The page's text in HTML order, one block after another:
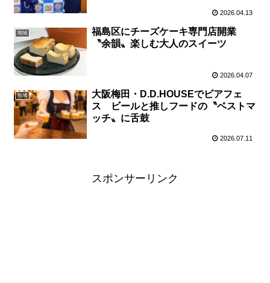
2026.04.13
地域
福島区にチーズケーキ専門店開業
〝余韻〟楽しむ大人のスイーツ
2026.04.07
地域
大阪梅田・D.D.HOUSEでビアフェ
ス ビールと推しフードの〝ベストマ
ッチ〟に舌鼓
2026.07.11
スポンサーリンク